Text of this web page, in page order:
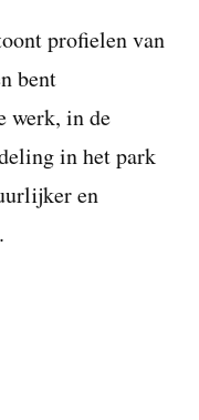
profielen van
bent
werk, in de
in het park
en